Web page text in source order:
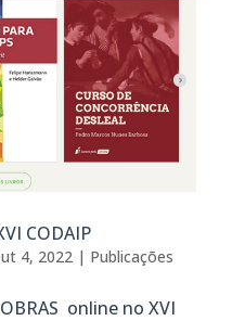
CODAIP
4, 2022| Publicações
online no XVI